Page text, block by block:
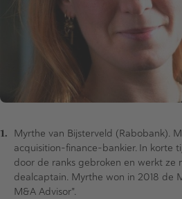
Myrthe van Bijsterveld (Rabobank).
acquisition-finance-bankier. In korte
door de ranks gebroken en werkt ze
dealcaptain. Myrthe won in 2018 de
M&A Advisor".